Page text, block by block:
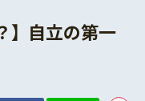
】自立の第一